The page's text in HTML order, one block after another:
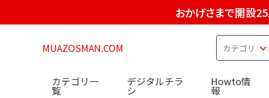
おかげさまで開設
MUAZOSMAN.COM
カテゴリ一
覧
デジタルチラ
シ
Howto情
報